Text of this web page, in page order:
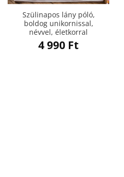
Szülinapos lány póló,
boldog unikornissal,
névvel, életkorral
4 990 Ft